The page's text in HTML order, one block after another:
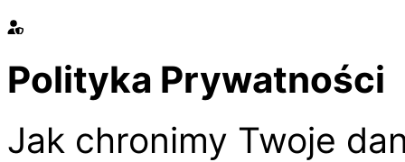
Polityka Prywatności
Jak chronimy Twoje